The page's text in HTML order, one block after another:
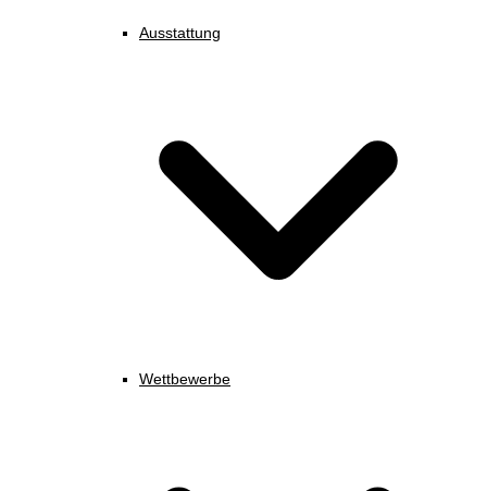
Ausstattung
Wettbewerbe